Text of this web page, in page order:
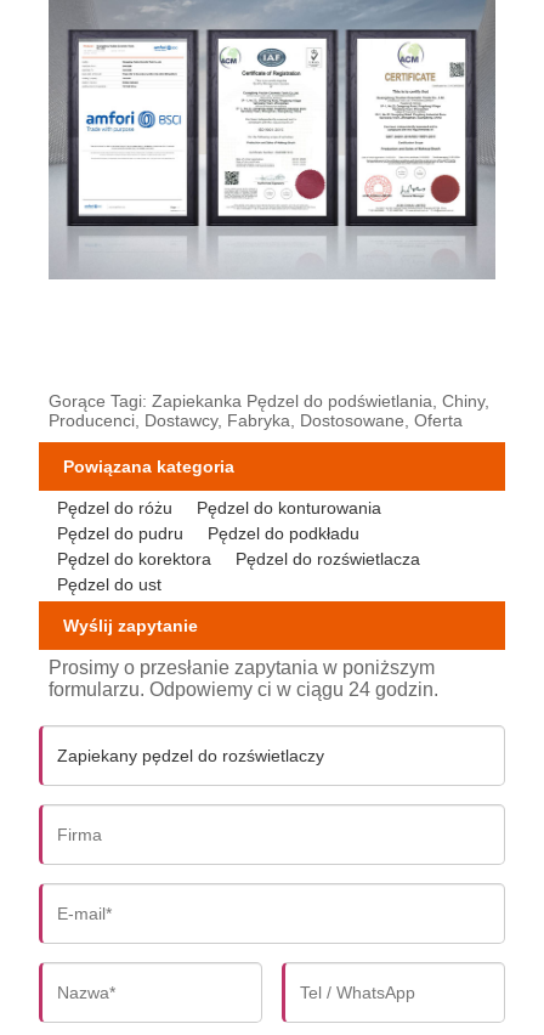
Gorące Tagi: Zapiekanka Pędzel do podświetlania, Chiny,
Producenci, Dostawcy, Fabryka, Dostosowane, Oferta
Powiązana kategoria
Pędzel do różu
Pędzel do konturowania
Pędzel do pudru
Pędzel do podkładu
Pędzel do korektora
Pędzel do rozświetlacza
Pędzel do ust
Wyślij zapytanie
Prosimy o przesłanie zapytania w poniższym
formularzu. Odpowiemy ci w ciągu 24 godzin.